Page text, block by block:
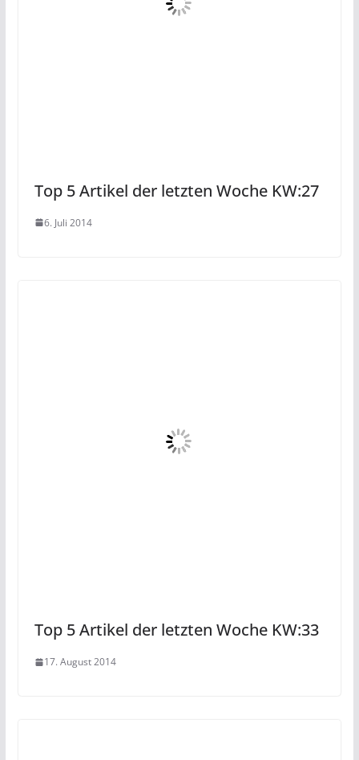
Top 5 Artikel der letzten Woche KW:27
6. Juli 2014
Top 5 Artikel der letzten Woche KW:33
17. August 2014